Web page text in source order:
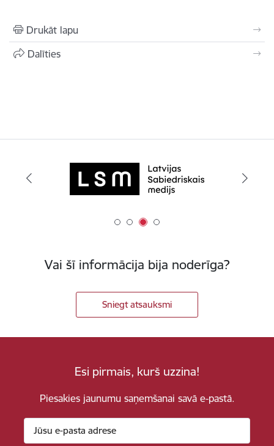
Drukāt lapu
Dalīties
Vai šī informācija bija noderīga?
Sniegt atsauksmi
Esi pirmais, kurš uzzina!
Piesakies jaunumu saņemšanai savā e-pastā.